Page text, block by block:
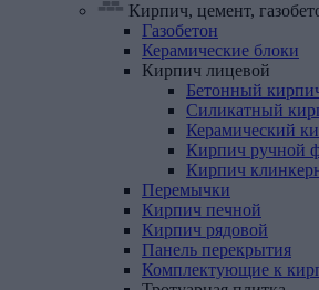
Кирпич, цемент,
Газобетон
Керамические блоки
Кирпич лицевой
Бетонный
Силикатный
Керамический
Кирпич ручной
Кирпич
Перемычки
Кирпич печной
Кирпич рядовой
Панель перекрытия
Комплектующие к